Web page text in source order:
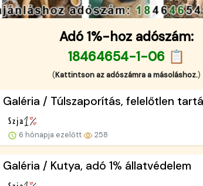
Adó 1%-hoz adószám:
18464654-1-06 📋
(Kattintson az adószámra a másoláshoz.)
Galéria / Túlszaporítás, felelőtlen
6 hónapja ezelőtt 258
Galéria / Kutya, adó 1% állatvédelem